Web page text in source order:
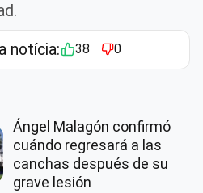
notícia: 38 0
Ángel Malagón confirmó
cuándo regresará a las
canchas después de su
grave lesión